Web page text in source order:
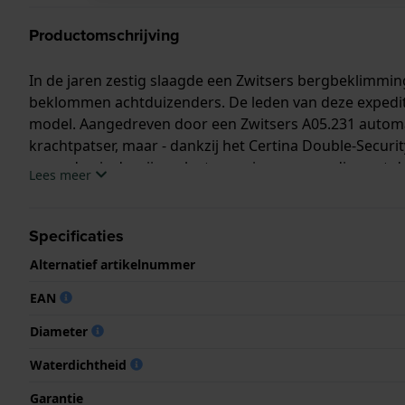
Productomschrijving
In de jaren zestig slaagde een Zwitsers
beklommen achtduizenders. De leden van deze
model. Aangedreven door een Zwitsers A05.231
krachtpatser, maar - dankzij het Certina Double-
seconden is de wijzerplaat voorzien van een
Lees meer
Specificaties
Alternatief artikelnummer
EAN
Diameter
Waterdichtheid
Garantie